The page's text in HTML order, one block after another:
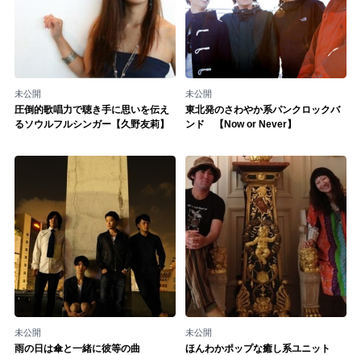
未公開
圧倒的歌唱力で聴き手に思いを伝え
るソウルフルシンガー【久野友莉】
未公開
東北発のさわやか系パンクロックバ
ンド 【Now or Never】
未公開
雨の日は傘と一緒に彼等の曲
未公開
ほんわかポップな癒し系ユニット